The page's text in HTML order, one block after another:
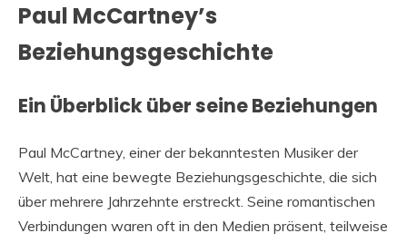
Paul McCartney’s
Beziehungsgeschichte
Ein Überblick über seine Beziehungen
Paul McCartney, einer der bekanntesten Musiker der
Welt, hat eine bewegte Beziehungsgeschichte, die sich
über mehrere Jahrzehnte erstreckt. Seine romantischen
Verbindungen waren oft in den Medien präsent, teilweise